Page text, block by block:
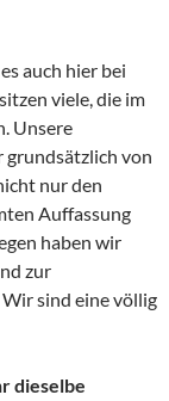
auch hier bei
viele, die im
Unsere
grundsätzlich von
nur den
Auffassung
haben wir
zur
sind eine völlig
dieselbe